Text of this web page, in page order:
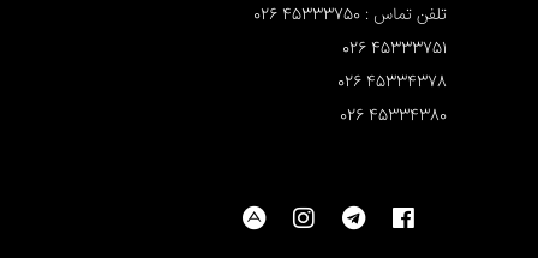
تلفن تماس : 45333750 026
45333751 026
45334378 026
45334380 026